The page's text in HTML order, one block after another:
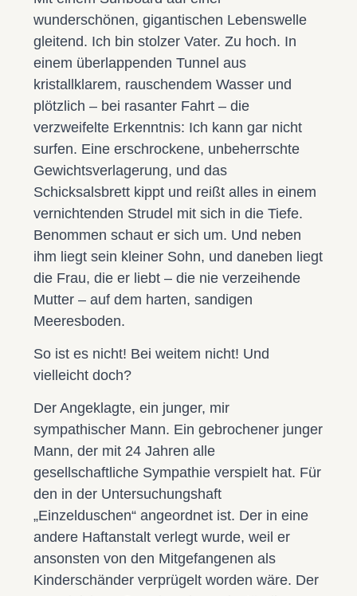
wunderschönen, gigantischen Lebenswelle
gleitend. Ich bin stolzer Vater. Zu hoch. In
einem überlappenden Tunnel aus
kristallklarem, rauschendem Wasser und
plötzlich – bei rasanter Fahrt – die
verzweifelte Erkenntnis: Ich kann gar nicht
surfen. Eine erschrockene, unbeherrschte
Gewichtsverlagerung, und das
Schicksalsbrett kippt und reißt alles in einem
vernichtenden Strudel mit sich in die Tiefe.
Benommen schaut er sich um. Und neben
ihm liegt sein kleiner Sohn, und daneben liegt
die Frau, die er liebt – die nie verzeihende
Mutter – auf dem harten, sandigen
Meeresboden.
So ist es nicht! Bei weitem nicht! Und
vielleicht doch?
Der Angeklagte, ein junger, mir
sympathischer Mann. Ein gebrochener junger
Mann, der mit 24 Jahren alle
gesellschaftliche Sympathie verspielt hat. Für
den in der Untersuchungshaft
„Einzelduschen“ angeordnet ist. Der in eine
andere Haftanstalt verlegt wurde, weil er
ansonsten von den Mitgefangenen als
Kinderschänder verprügelt worden wäre. Der